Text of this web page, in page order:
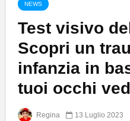
NEWS
Test visivo
Scopri un
infanzia in
tuoi occhi
Regina 13 Luglio 2023